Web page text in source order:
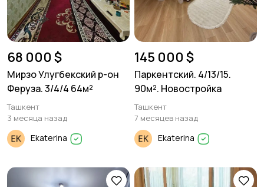
68 000 $
Мирзо Улугбекский р-он
Феруза. 3/4/4 64м²
Ташкент
3 месяца назад
Ekaterina
145 000 $
Паркентский. 4/13/15.
90м². Новостройка
Ташкент
7 месяцев назад
Ekaterina